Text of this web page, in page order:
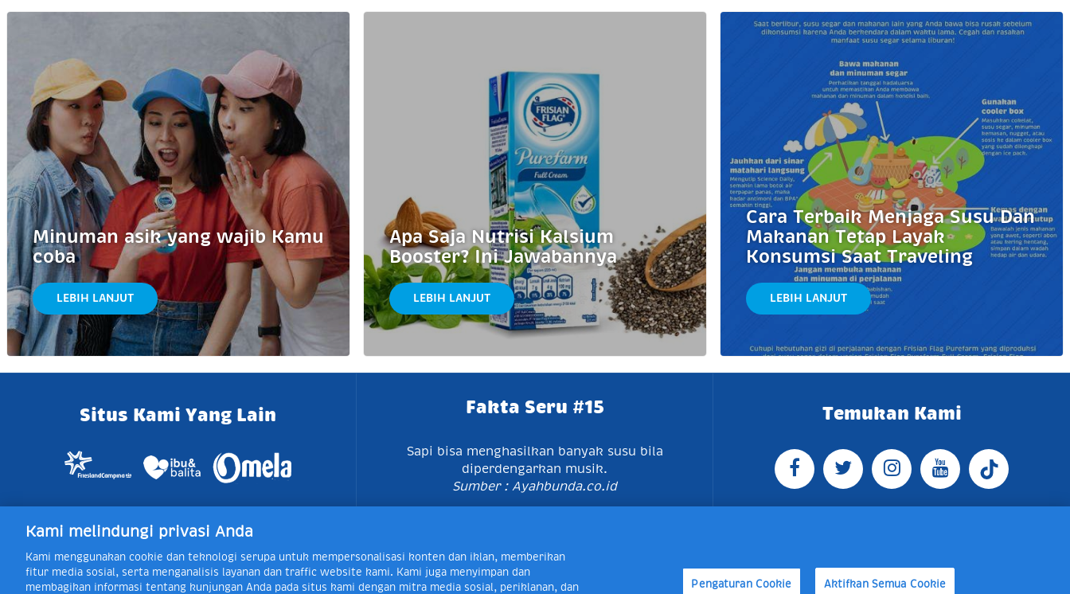
Minuman asik yang wajib Kamu
coba
LEBIH LANJUT
Apa Saja Nutrisi Kalsium
Booster? Ini Jawabannya
LEBIH LANJUT
Cara Terbaik Menjaga Susu Dan
Makanan Tetap Layak
Konsumsi Saat Traveling
LEBIH LANJUT
Situs Kami Yang Lain Fakta Seru #15
Sapi bisa menghasilkan banyak susu bila
diperdengarkan musik.
Sumber : Ayahbunda.co.id
Temukan Kami
Jl. Raya Bogor KM 5, Pasar Rebo, Jakarta Timur, Indonesia 13760MapTelp +62 21 8410945 | PO BOX 4074 Jakarta 13760 Indonesia
Toll Free Layanan Peduli Frisian Flag 0-80018-21-406; Senin - Jumat, 08:00 - 16:30 WIB, E-mail:
layanan.peduli@frieslandcampina.com
Kami melindungi privasi Anda
Kami menggunakan cookie dan teknologi serupa untuk mempersonalisasi konten dan iklan, memberikan
fitur media sosial, serta menganalisis layanan dan traffic website kami. Kami juga menyimpan dan
membagikan informasi tentang kunjungan Anda pada situs kami dengan mitra media sosial, periklanan, dan
Pengaturan Cookie Aktifkan Semua Cookie